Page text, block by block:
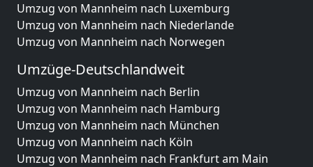
Umzug von Mannheim nach Luxemburg
Umzug von Mannheim nach Niederlande
Umzug von Mannheim nach Norwegen
Umzüge-Deutschlandweit
Umzug von Mannheim nach Berlin
Umzug von Mannheim nach Hamburg
Umzug von Mannheim nach München
Umzug von Mannheim nach Köln
Umzug von Mannheim nach Frankfurt am Main